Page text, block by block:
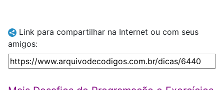
Link para compartilhar na Internet ou com seus
amigos: